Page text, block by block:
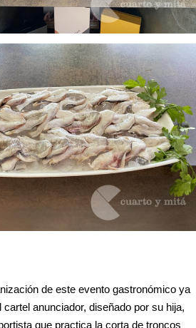
de este evento gastronómico ya
anunciador, diseñado por su hija,
que practica la corta de troncos